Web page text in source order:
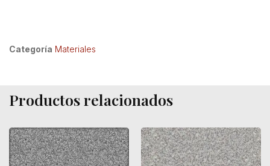
Categoría Materiales
Productos relacionados